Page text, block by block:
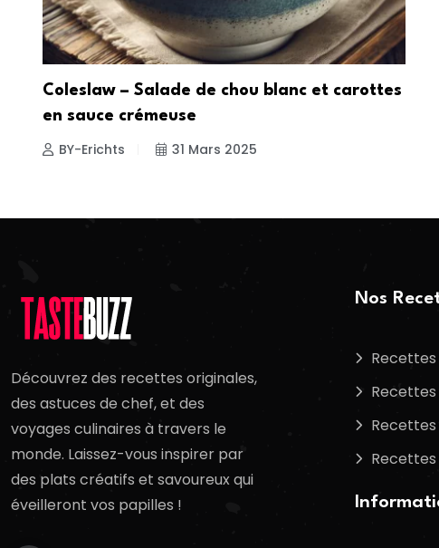
Coleslaw – Salade de chou blanc et carottes
en sauce crémeuse
BY-Erichts 31 Mars 2025
Découvrez des recettes originales,
des astuces de chef, et des
voyages culinaires à travers le
monde. Laissez-vous inspirer par
des plats créatifs et savoureux qui
éveilleront vos papilles !
Nos